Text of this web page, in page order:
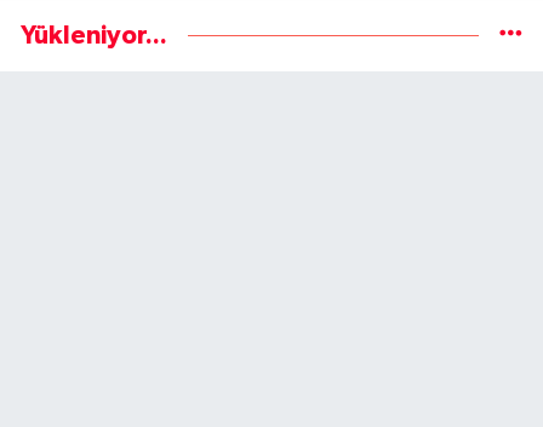
Yükleniyor...